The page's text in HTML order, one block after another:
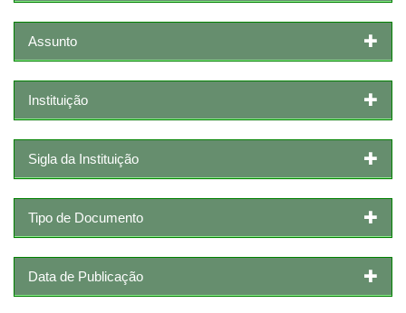
Assunto
Instituição
Sigla da Instituição
Tipo de Documento
Data de Publicação